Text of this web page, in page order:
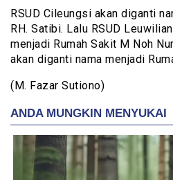
RSUD Cileungsi akan diganti
RH. Satibi. Lalu RSUD
menjadi Rumah Sakit M Noh
akan diganti nama menjadi
(M. Fazar Sutiono)